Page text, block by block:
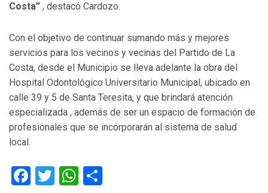
Costa” , destacó Cardozo.
Con el objetivo de continuar sumando más y mejores
servicios para los vecinos y vecinas del Partido de La
Costa, desde el Municipio se lleva adelante la obra del
Hospital Odontológico Universitario Municipal, ubicado en
calle 39 y 5 de Santa Teresita, y que brindará atención
especializada , además de ser un espacio de formación de
profesionales que se incorporarán al sistema de salud
local.
Facebook
TwitterWhatsApp